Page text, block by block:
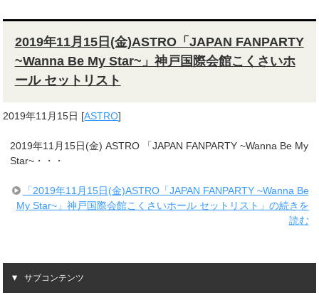
2019年11月15日(金)ASTRO「JAPAN FANPARTY
~Wanna Be My Star~」神戸国際会館こくさいホ
ール セットリスト
2019年11月15日 [ASTRO]
2019年11月15日(金) ASTRO 「JAPAN FANPARTY ~Wanna Be My
Star~・・・
「2019年11月15日(金)ASTRO「JAPAN FANPARTY ~Wanna Be
My Star~」神戸国際会館こくさいホール セットリスト」の続きを
読む
サブコンテンツ